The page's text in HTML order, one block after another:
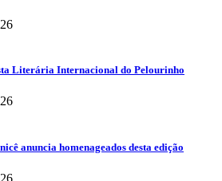
Literária Internacional do Pelourinho
anuncia homenageados desta edição